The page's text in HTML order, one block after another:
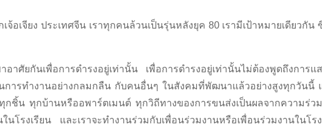
อเจียง ประเทศจีน เราทุกคนล้วนเป็นรุ่นหลังยุค 80 เรามีเป้าหมายเดียวกัน
ศัยกันเพื่อการดำรงอยู่เท่านั้น เพื่อการดำรงอยู่เท่านั้นไม่ต้องพูดถึงการแ
การทำงานอย่างกลมกลืน กับคนอื่นๆ ในสังคมที่พัฒนาแล้วอย่างสูงทุกวันนี้
ชิ้น ทุกบ้านหรืออพาร์ตเมนต์ ทุกวิถีทางของการขนส่งเป็นผลจากความร่ว
โรงเรียน และเราจะทำงานร่วมกับเพื่อนร่วมงานหรือเพื่อนร่วมงานในโร